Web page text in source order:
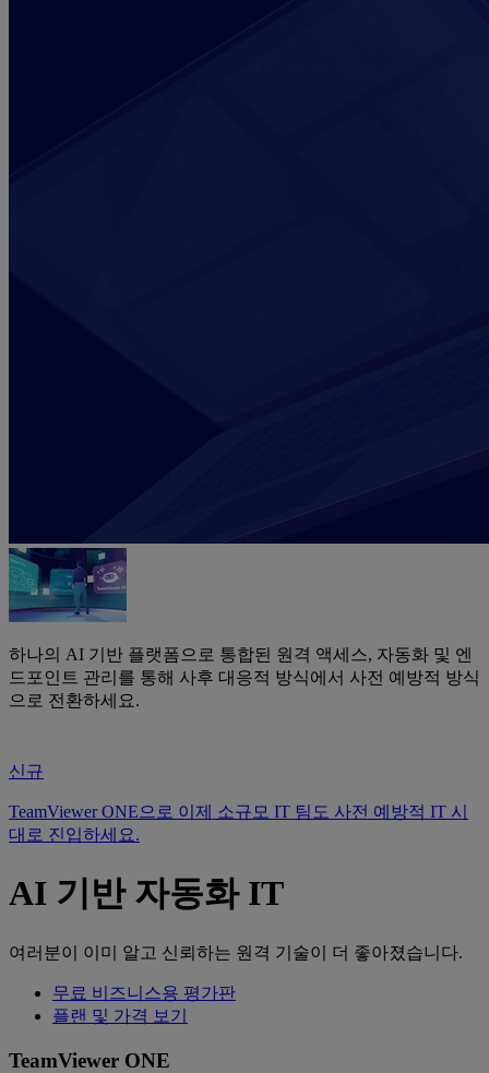
하나의 AI 기반 플랫폼으로 통합된 원격 액세스, 자동화 및 엔
드포인트 관리를 통해 사후 대응적 방식에서 사전 예방적 방식
으로 전환하세요.
신규
TeamViewer ONE으로 이제 소규모 IT 팀도 사전 예방적 IT 시
대로 진입하세요.
AI 기반 자동화 IT
여러분이 이미 알고 신뢰하는 원격 기술이 더 좋아졌습니다.
무료 비즈니스용 평가판
플랜 및 가격 보기
TeamViewer ONE